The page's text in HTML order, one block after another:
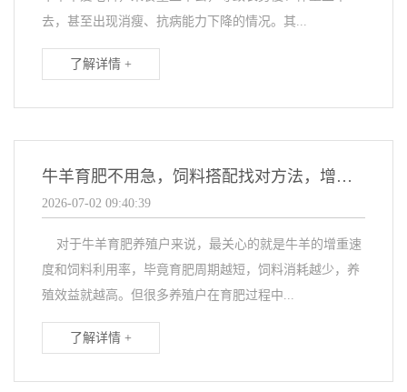
去，甚至出现消瘦、抗病能力下降的情况。其...
了解详情 +
牛羊育肥不用急，饲料搭配找对方法，增重又省心
2026-07-02 09:40:39
对于牛羊育肥养殖户来说，最关心的就是牛羊的增重速
度和饲料利用率，毕竟育肥周期越短，饲料消耗越少，养
殖效益就越高。但很多养殖户在育肥过程中...
了解详情 +